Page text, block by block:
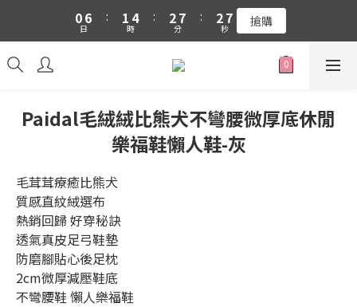
吉伊卡哇 新品上市88折+滿件贈零錢包(隨機)
06
5
0
日
:
1
0
4
3
時
:
2
1
7
6
4
2
1
0
分
:
2
1
7
6
1
0
秒 搶購
吉伊卡哇 新品上市88折+滿件贈零錢包(隨機)
Paidal毛絨絨比熊犬不彎腰微厚底休閒
樂福鞋懶人鞋-灰
毛茸茸療癒比熊犬
質感直紋絨選布
熱銷回歸 好穿秘訣
透氣真皮足弓鞋墊
防磨腳貼心後足枕
2cm微厚減壓鞋底
不彎腰鞋 懶人樂福鞋